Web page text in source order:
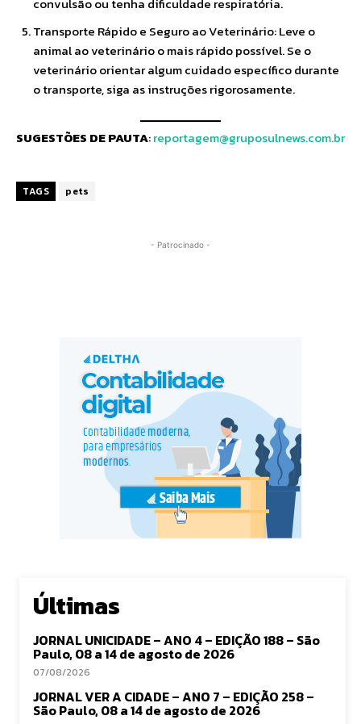
Transporte Rápido e Seguro ao Veterinário: Leve o
animal ao veterinário o mais rápido possível. Se o
veterinário orientar algum cuidado específico durante
o transporte, siga as instruções rigorosamente.
SUGESTÕES DE PAUTA:reportagem@gruposulnews.com.br
TAGS pets
- Patrocinado -
Últimas
JORNAL UNICIDADE – ANO 4 – EDIÇÃO 188 – São
Paulo, 08 a 14 de agosto de 2026
07/08/2026
JORNAL VER A CIDADE – ANO 7 – EDIÇÃO 258 –
São Paulo, 08 a 14 de agosto de 2026